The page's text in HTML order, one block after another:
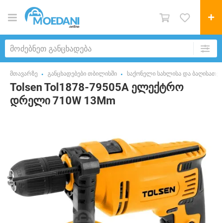
მთავარზე განცხადებები თბილისში საქონელი სახლისა და
Tolsen Tol1878-79505A ელექტრო
დრელი 710W 13Mm